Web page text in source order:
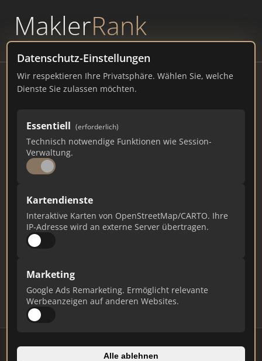
MaklerRank
powered byWAVEPOINT
Datenschutz-Einstellungen
Wir respektieren Ihre Privatsphäre. Wählen Sie, welche
Dienste Sie zulassen möchten.
Essentiell (erforderlich)
Technisch notwendige Funktionen wie Session-
Verwaltung.
Kartendienste
Interaktive Karten von OpenStreetMap/CARTO. Ihre
IP-Adresse wird an externe Server übertragen.
Marketing
Google Ads Remarketing. Ermöglicht relevante
Werbeanzeigen auf anderen Websites.
Alle ablehnen
ZVnow
zvnow.de
10.400
Ist das Ihr Unternehmen?
Verifizieren Sie Ihr Profil, bearbeiten Sie Ihre
Updates.
Profil beanspruchen